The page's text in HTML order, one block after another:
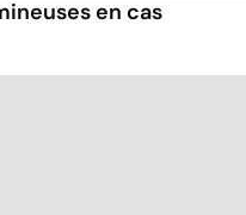
en cas